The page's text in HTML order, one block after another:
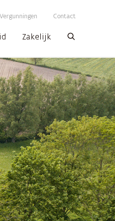
Contact
Zakelijk